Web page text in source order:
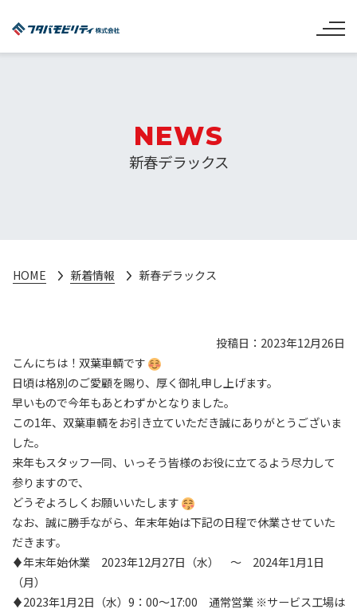
NEWS
新春デラックス
HOME 新着情報 新春デラックス
投稿日：2023年12月26日
こんにちは！双葉車輌です
日頃は格別のご愛顧を賜り、厚く御礼申し上げます。
早いもので今年もあとわずかとなりました。
この1年、双葉車輌をお引き立ていただき誠にありがとうございま
した。
来年もスタッフ一同、いっそう皆様のお役に立てるよう尽力して
参りますので、
どうぞよろしくお願いいたします
なお、誠に勝手ながら、年末年始は下記の日程で休業させていた
だきます。
♦年末年始休業 2023年12月27日（水） ～ 2024年1月1日
（月）
♦2023年1月2日（水）9：00～17:00 通常営業 ※サービス工場は